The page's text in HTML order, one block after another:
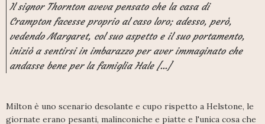
Il signor Thornton aveva pensato che la casa di
Crampton facesse proprio al caso loro; adesso, però,
vedendo Margaret, col suo aspetto e il suo portamento,
iniziò a sentirsi in imbarazzo per aver immaginato che
andasse bene per la famiglia Hale [...]
Milton è uno scenario desolante e cupo rispetto a Helstone, le
giornate erano pesanti, malinconiche e piatte e l'unica cosa che